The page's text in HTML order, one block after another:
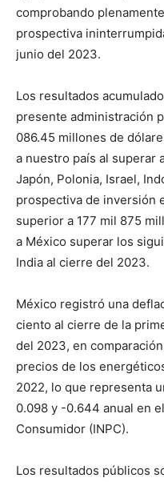
comprobando
prospectiva
junio del 2023.
Los resultados
presente administración
086.45 millones de
a nuestro país al superar
Japón, Polonia, Israel,
prospectiva de inversión
superior a 177 mil 875
a México superar los
India al cierre del 2023.
México registró una
ciento al cierre de la
del 2023, en
precios de los
2022, lo que representa
0.098 y -0.644 anual en
Consumidor (INPC).
Los resultados públicos